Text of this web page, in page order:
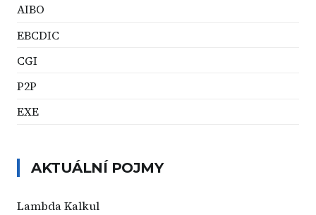
AIBO
EBCDIC
CGI
P2P
EXE
AKTUÁLNÍ POJMY
Lambda Kalkul